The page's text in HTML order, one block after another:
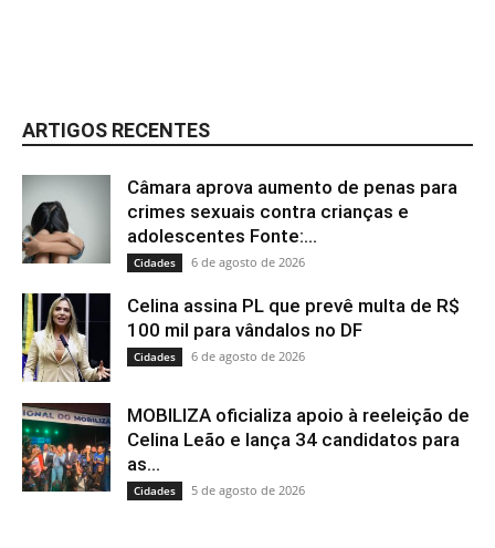
ARTIGOS RECENTES
Câmara aprova aumento de penas para
crimes sexuais contra crianças e
adolescentes Fonte:...
Cidades 6 de agosto de 2026
Celina assina PL que prevê multa de R$
100 mil para vândalos no DF
Cidades 6 de agosto de 2026
MOBILIZA oficializa apoio à reeleição de
Celina Leão e lança 34 candidatos para
as...
Cidades 5 de agosto de 2026